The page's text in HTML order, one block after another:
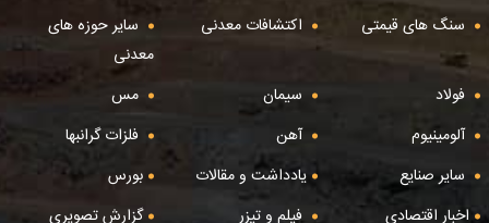
سنگ های قیمتی
اکتشافات معدنی
سایر حوزه های
معدنی
فولاد
سیمان
مس
آلومینیوم
آهن
فلزات گرانبها
سایر صنایع
یادداشت و مقالات
بورس
اخبار اقتصادی
فیلم و تیزر گزارش تصویری